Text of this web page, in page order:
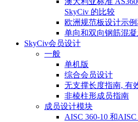
SkyCiv 的比较
欧洲规范板设计示
单向和双向钢筋混
SkyCiv会员设计
一般
单机版
综合会员设计
无支撑长度指南, 有
非棱柱形成员指南
成员设计模块
AISC 360-10 和